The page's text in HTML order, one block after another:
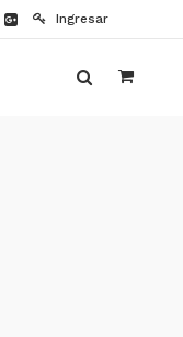
Ingresar